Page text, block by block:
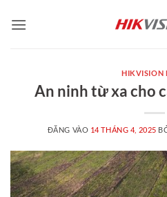
qua
HIKVISION
An ninh từ xa cho
ĐĂNG VÀO 14 THÁNG 4, 2025